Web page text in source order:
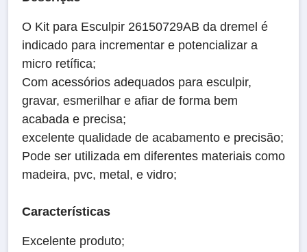
O Kit para Esculpir 26150729AB da dremel é
indicado para incrementar e potencializar a
micro retífica;
Com acessórios adequados para esculpir,
gravar, esmerilhar e afiar de forma bem
acabada e precisa;
excelente qualidade de acabamento e precisão;
Pode ser utilizada em diferentes materiais como
madeira, pvc, metal, e vidro;
Características
Excelente produto;